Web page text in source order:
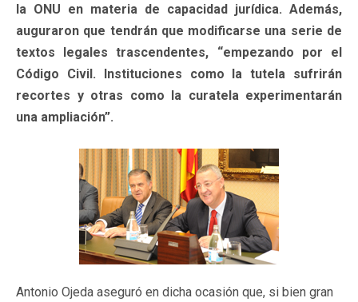
la ONU en materia de capacidad jurídica. Además,
auguraron que tendrán que modificarse una serie de
textos legales trascendentes, “empezando por el
Código Civil. Instituciones como la tutela sufrirán
recortes y otras como la curatela experimentarán
una ampliación”.
Antonio Ojeda aseguró en dicha ocasión que, si bien gran